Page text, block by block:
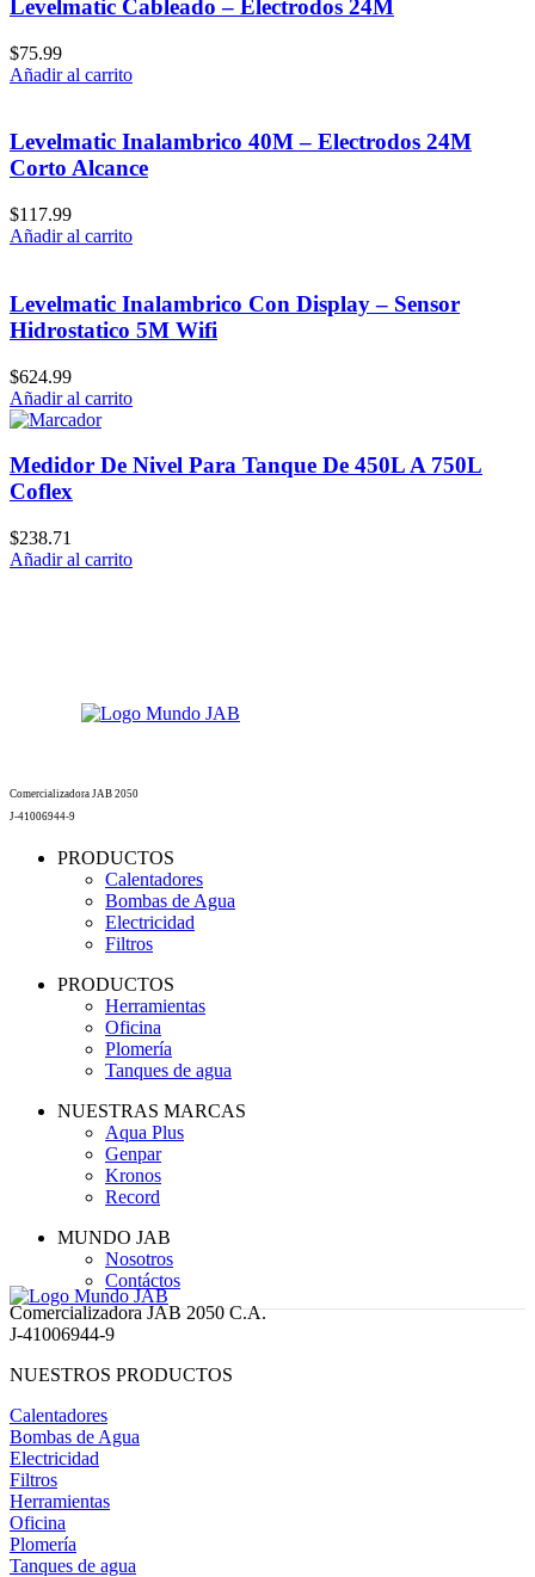
Levelmatic Cableado – Electrodos 24M
$75.99
Añadir al carrito
Levelmatic Inalambrico 40M – Electrodos 24M
Corto Alcance
$117.99
Añadir al carrito
Levelmatic Inalambrico Con Display – Sensor
Hidrostatico 5M Wifi
$624.99
Añadir al carrito
Medidor De Nivel Para Tanque De 450L A 750L
Coflex
$238.71
Añadir al carrito
Comercializadora JAB 2050
J-41006944-9
PRODUCTOS
Calentadores
Bombas de Agua
Electricidad
Filtros
PRODUCTOS
Herramientas
Oficina
Plomería
Tanques de agua
NUESTRAS MARCAS
Aqua Plus
Genpar
Kronos
Record
MUNDO JAB
Nosotros
Contáctos
Comercializadora JAB 2050 C.A.
J-41006944-9
NUESTROS PRODUCTOS
Calentadores
Bombas de Agua
Electricidad
Filtros
Herramientas
Oficina
Plomería
Tanques de agua